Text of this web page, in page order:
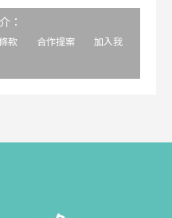
：
款 合作提案
加入我